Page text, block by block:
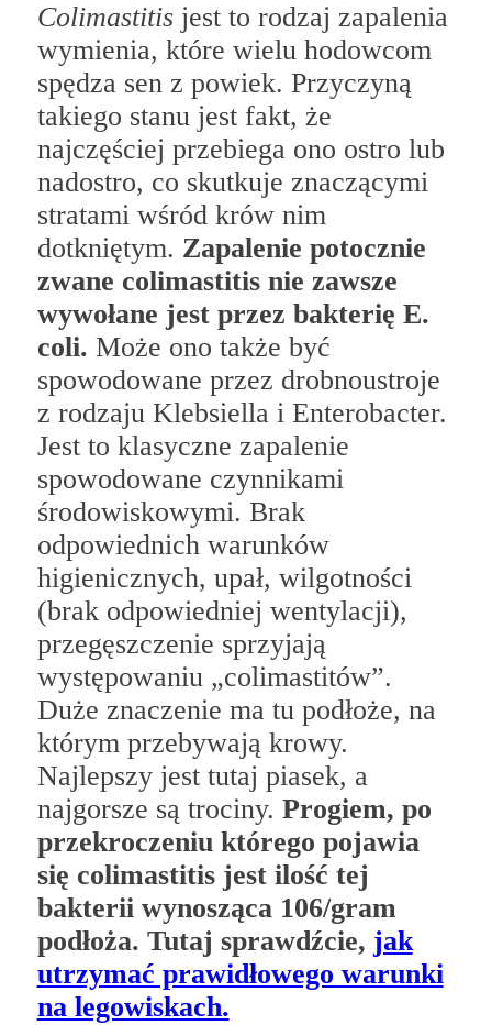
Colimastitis jest to rodzaj zapalenia
wymienia, które wielu hodowcom
spędza sen z powiek. Przyczyną
takiego stanu jest fakt, że
najczęściej przebiega ono ostro lub
nadostro, co skutkuje znaczącymi
stratami wśród krów nim
dotkniętym. Zapalenie potocznie
zwane colimastitis nie zawsze
wywołane jest przez bakterię E.
coli. Może ono także być
spowodowane przez drobnoustroje
z rodzaju Klebsiella i Enterobacter.
Jest to klasyczne zapalenie
spowodowane czynnikami
środowiskowymi. Brak
odpowiednich warunków
higienicznych, upał, wilgotności
(brak odpowiedniej wentylacji),
przegęszczenie sprzyjają
występowaniu „colimastitów”.
Duże znaczenie ma tu podłoże, na
którym przebywają krowy.
Najlepszy jest tutaj piasek, a
najgorsze są trociny. Progiem, po
przekroczeniu którego pojawia
się colimastitis jest ilość tej
bakterii wynosząca 106/gram
podłoża. Tutaj sprawdźcie, jak
utrzymać prawidłowego warunki
na legowiskach.